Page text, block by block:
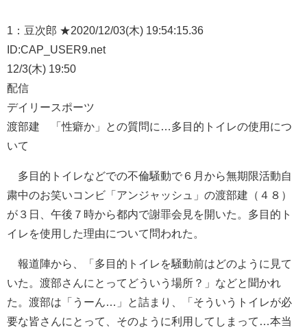
1： 豆次郎 ★2020/12/03(木) 19:54:15.36
ID:CAP_USER9.net
12/3(木) 19:50
配信
デイリースポーツ
渡部建 「性癖か」との質問に…多目的トイレの使用につ
いて
多目的トイレなどでの不倫騒動で６月から無期限活動自
粛中のお笑いコンビ「アンジャッシュ」の渡部建（４８）
が３日、午後７時から都内で謝罪会見を開いた。多目的ト
イレを使用した理由について問われた。
報道陣から、「多目的トイレを騒動前はどのように見て
いた。渡部さんにとってどういう場所？」などと聞かれ
た。渡部は「うーん…」と詰まり、「そういうトイレが必
要な皆さんにとって、そのように利用してしまって…本当